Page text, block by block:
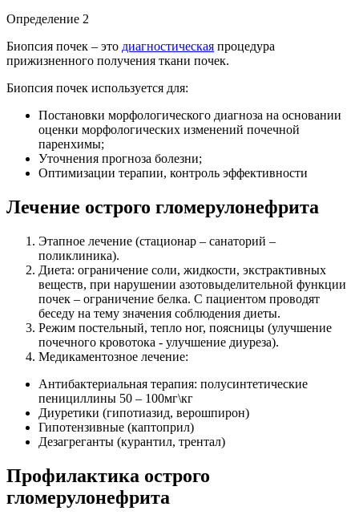
Определение 2
Биопсия почек – это диагностическая процедура
прижизненного получения ткани почек.
Биопсия почек используется для:
Постановки морфологического диагноза на основании
оценки морфологических изменений почечной
паренхимы;
Уточнения прогноза болезни;
Оптимизации терапии, контроль эффективности
Лечение острого гломерулонефрита
Этапное лечение (стационар – санаторий –
поликлиника).
Диета: ограничение соли, жидкости, экстрактивных
веществ, при нарушении азотовыделительной функции
почек – ограничение белка. С пациентом проводят
беседу на тему значения соблюдения диеты.
Режим постельный, тепло ног, поясницы (улучшение
почечного кровотока - улучшение диуреза).
Медикаментозное лечение:
Антибактериальная терапия: полусинтетические
пенициллины 50 – 100мг\кг
Диуретики (гипотиазид, верошпирон)
Гипотензивные (каптоприл)
Дезагреганты (курантил, трентал)
Профилактика острого
гломерулонефрита